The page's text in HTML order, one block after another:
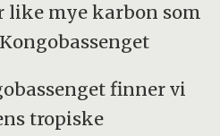
like mye karbon som
finner vi
tropiske